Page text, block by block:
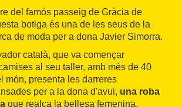
del famós passeig de Gràcia de
botiga és una de les seus de la
de moda per a dona Javier Simorra.
català, que va començar
al seu taller, amb més de 40
món, presenta les darreres
per a la dona d'avui, una roba
que realça la bellesa femenina.